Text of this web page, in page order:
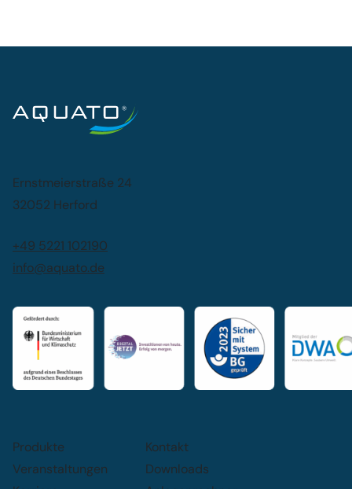
Ernstmeierstraße 24
32052 Herford
+49 5221 102190
info@aquato.de
Produkte
Veranstaltungen
Kontakt
Downloads